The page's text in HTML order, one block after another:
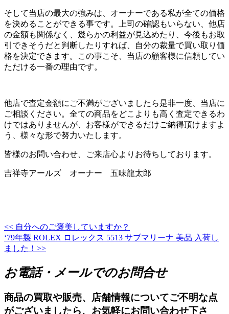
そして当店の最大の強みは、オーナーである私が全ての価格
を決めることができる事です。上司の確認もいらない、他店
の金額も関係なく、幾らかの利益が見込めたり、今後もお取
引できそうだと判断したりすれば、自分の裁量で買い取り価
格を決定できます。この事こそ、当店の顧客様に信頼してい
ただける一番の理由です。
他店で査定金額にご不満がございましたら是非一度、当店に
ご相談ください。全ての商品をどこよりも高く査定できるわ
けではありませんが、お客様ができるだけご納得頂けますよ
う、様々な形で努力いたします。
皆様のお問い合わせ、ご来店心よりお待ちしております。
吉祥寺アールズ オーナー 五味龍太郎
投
稿
ビ
ゲ
<< 自分へのご褒美していますか？
‘79年製 ROLEX ロレックス 5513 サブマリーナ 美品 入荷し
ました！ >>
お電話・メールでのお問合せ
商品の買取や販売、店舗情報についてご不明な点
がございましたら、お気軽にお問い合わせ下さ